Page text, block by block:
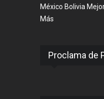
México Bolivia
Más
Proclama de